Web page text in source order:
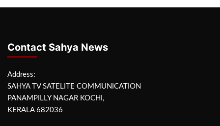
Contact Sahya News
Address:
SAHYA TV SATELITE COMMUNICATION
PANAMPILLY NAGAR KOCHI,
KERALA 682036